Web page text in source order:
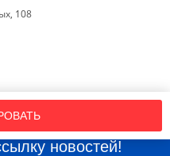
108
новостей!